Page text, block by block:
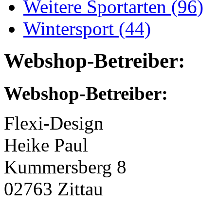
Weitere Sportarten (96)
Wintersport (44)
Webshop-Betreiber:
Webshop-Betreiber:
Flexi-Design
Heike Paul
Kummersberg 8
02763 Zittau